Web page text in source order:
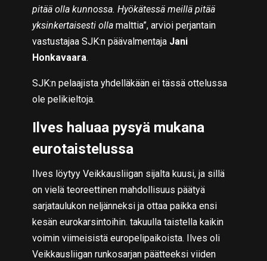
pitää olla kunnossa. Hyökätessä meillä pitää
yksinkertaisesti ollamalttia”, arvioi perjantain
vastustajaa SJK:n päävalmentaja Jani
Honkavaara.
SJK:n pelaajista yhdelläkään ei tässä ottelussa
ole pelikieltoja.
Ilves haluaa pysyä mukana
eurotaistelussa
Ilves löytyy Veikkausliigan sijalta kuusi, ja sillä
on vielä teoreettinen mahdollisuus päätyä
sarjataulukon neljänneksi ja ottaa paikka ensi
kesän eurokarsintoihin. takuulla taistella kaikin
voimin viimeisistä europelipaikoista. Ilves oli
Veikkausliigan runkosarjan päätteeksi viiden